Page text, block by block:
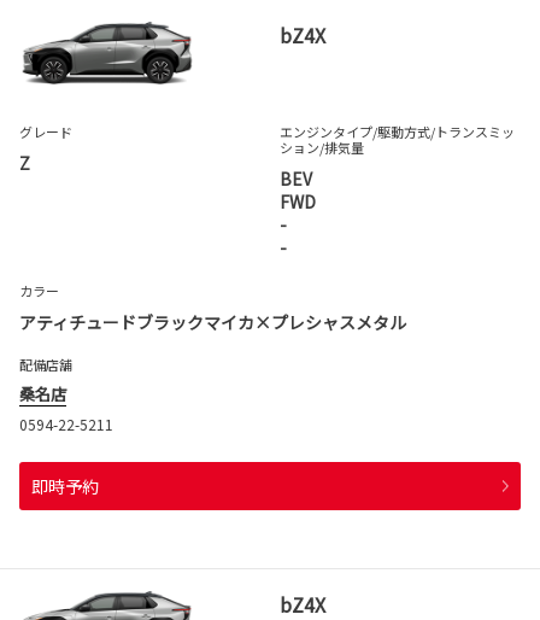
bZ4X
グレード
Z
エンジンタイプ/駆動方式/トランスミッ
ション/排気量
BEV
FWD
-
-
カラー
アティチュードブラックマイカ×プレシャスメタル
配備店舗
桑名店
0594-22-5211
即時予約
bZ4X